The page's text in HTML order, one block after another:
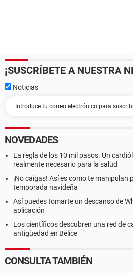
¡SUSCRÍBETE A NUESTRA
Noticias
NOVEDADES
La regla de los 10 mil pasos. Un
realmente necesario para la salud
¡No caigas! Así es como te manipulan
temporada navideña
Así puedes tomarte un descanso de
aplicación
Los científicos descubren una red de
antigüedad en Belice
CONSULTA TAMBIÉN